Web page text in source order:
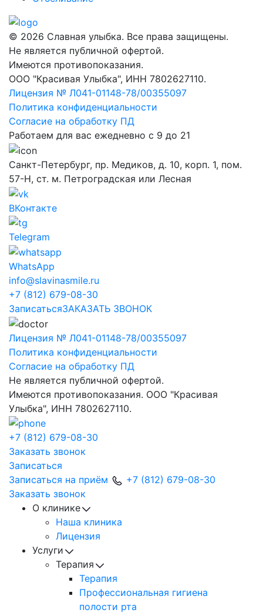
© 2026 Славная улыбка. Все права защищены.
Не является публичной офертой.
Имеются противопоказания.
ООО "Красивая Улыбка", ИНН 7802627110.
Лицензия № Л041-01148-78/00355097
Политика конфиденциальности
Согласие на обработку ПД
Работаем для вас ежедневно с 9 до 21
Санкт-Петербург, пр. Медиков, д. 10, корп. 1, пом.
57-Н, ст. м. Петроградская или Лесная
ВКонтакте
Telegram
WhatsApp
info@slavinasmile.ru
+7 (812) 679-08-30
ЗаписатьсяЗАКАЗАТЬ ЗВОНОК
Лицензия № Л041-01148-78/00355097
Политика конфиденциальности
Согласие на обработку ПД
Не является публичной офертой.
Имеются противопоказания. ООО "Красивая
Улыбка", ИНН 7802627110.
+7 (812) 679-08-30
Заказать звонок
Записаться
Записаться на приём
+7 (812) 679-08-30
Заказать звонок
О клинике
Наша клиника
Лицензия
Услуги
Терапия
Терапия
Профессиональная гигиена
полости рта